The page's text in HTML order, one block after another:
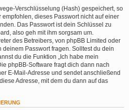
Verschlüsselung (Hash) gespeichert, so
dieses Passwort nicht auf einer
Das Passwort ist dein Schlüssel zu
also geh mit ihm sorgsam um.
des Betreibers, von phpBB Limited oder
Passwort fragen. Solltest du dein
du die Funktion „Ich habe mein
phpBB-Software fragt dich dann nach
E-Mail-Adresse und sendet anschließend
Adresse, mit dem du dann auf das